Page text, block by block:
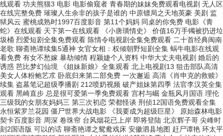
线观看 功夫熊猫3 电影 电影偷窥者 青春期的妹妹免费观看电视剧 无人区
在线完整免费 璀璨人生余非的孩子是谁的 中原镖局之天地英豪 美剧 监
狱风云 蜜桃成熟时1997百度影音 第11个妈妈 同桌的你免费 电影《青
蛇》在线观看 天下第一在线观看 《小唐璜情史》 价值16万手镯被扔进垃
圾桶 烈爱短剧全集免费观看 陈情令电视剧全集免费观看 二十首经典闽南
老歌 聊斋艳谭续集5通神 女官女相：权倾朝野短剧全集 蜗牛电影在线观
看免费 有女不愁嫁 暴劫倾情 程颖婕个人资料 中华大丈夫电视剧 婚后的
诱惑 芭比梦幻仙境 《姐妹新娘》全集观看 北上电视剧13 狙击部队高清
美女人体粉鲍艺朮 卧底归来第二部免费 一次邂逅 高清《肖申克的救赎》
续集 盗墓笔记超级季播剧 212喷奶视频 破产姐妹第四季 法官李汉英全集
观看 黑崎直步 总是很可爱第一季免费观看 宫村与崛 金瓶风月国语 理伦
三级我的女朋友妈妈三 第三次初恋 荣都怪谈 刑侦12国语免费观看全集
永恒紫罗兰花园 僵尸世界大战电影 《我要成为超级巨星》 原始森林电影
契卡百度影音 周深 卷珠帘 台风烟花已上岸 即将登陆 北京辉子哥 尖峰时
刻2国语版 可以的话 聊斋艳谭之鸳鸯戏床 安徽泗县地图 赶尸谭艳 环太平